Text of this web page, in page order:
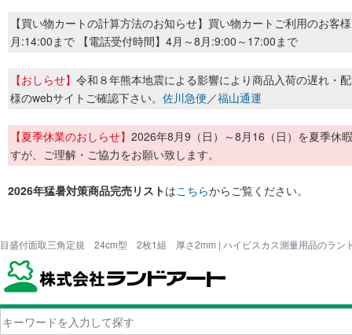
【買い物カートの計算方法のお知らせ】買い物カートご利用のお客
月:14:00まで 【電話受付時間】4月～8月:9:00～17:00まで
【おしらせ】 令和８年熊本地震による影響により商品入荷の遅れ・
様のwebサイトご確認下さい。 佐川急便／福山通運
【夏季休業のおしらせ】 2026年8月9（日）～8月16（日）を夏季休
すが、ご理解・ご協力をお願い致します。
2026年猛暑対策商品完売リストはこちらからご覧ください。
目盛付面取三角定規 24cm型 2枚1組 厚さ2mm | ハイビスカス測量用品のラン